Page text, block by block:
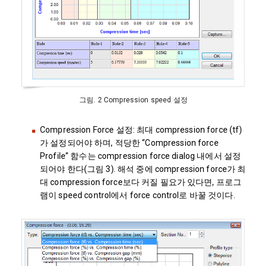
그림. 2 Compression speed 설정
Compression Force 설정: 최대 compression force (tf)
가 설정되어야 하며, 적당한 “Compression force
Profile” 함수는 compression force dialog 내에서 설정
되어야 한다(그림 3). 해석 중에 compression force가 최
대 compression force보다 커질 필요가 있다면, 프로그
램이 speed control에서 force control로 바꿀 것이다.